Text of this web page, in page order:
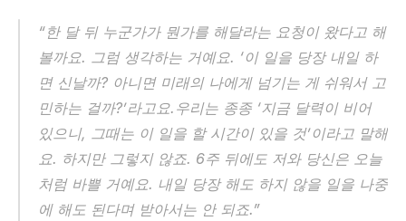
“한 달 뒤 누군가가 뭔가를 해달라는 요청이 왔다고 해
볼까요. 그럼 생각하는 거예요. ‘이 일을 당장 내일 하
면 신날까? 아니면 미래의 나에게 넘기는 게 쉬워서 고
민하는 걸까?’라고요.우리는 종종 ‘지금 달력이 비어
있으니, 그때는 이 일을 할 시간이 있을 것’이라고 말해
요. 하지만 그렇지 않죠. 6주 뒤에도 저와 당신은 오늘
처럼 바쁠 거예요. 내일 당장 해도 하지 않을 일을 나중
에 해도 된다며 받아서는 안 되죠.”